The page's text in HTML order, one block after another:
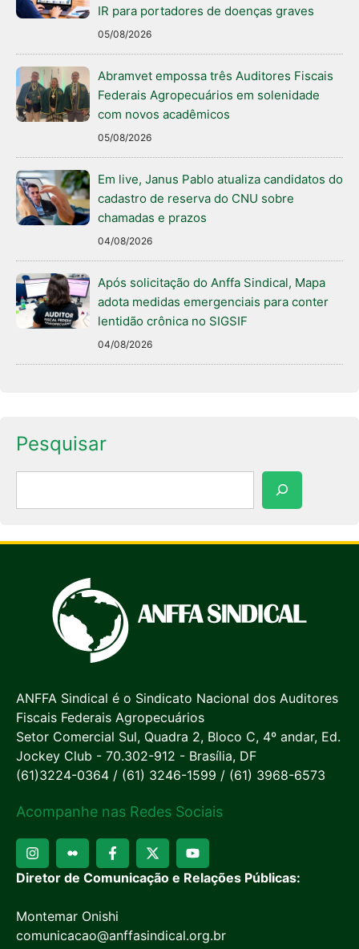
IR para portadores de doenças graves
05/08/2026
Abramvet empossa três Auditores Fiscais
Federais Agropecuários em solenidade
com novos acadêmicos
05/08/2026
Em live, Janus Pablo atualiza candidatos do
cadastro de reserva do CNU sobre
chamadas e prazos
04/08/2026
Após solicitação do Anffa Sindical, Mapa
adota medidas emergenciais para conter
lentidão crônica no SIGSIF
04/08/2026
Pesquisar
ANFFA Sindical é o Sindicato Nacional dos Auditores
Fiscais Federais Agropecuários
Setor Comercial Sul, Quadra 2, Bloco C, 4º andar, Ed.
Jockey Club - 70.302-912 - Brasília, DF
(61)3224-0364 / (61) 3246-1599 / (61) 3968-6573
Acompanhe nas Redes Sociais
Diretor de Comunicação e Relações Públicas:
Montemar Onishi
comunicacao@anffasindical.org.br